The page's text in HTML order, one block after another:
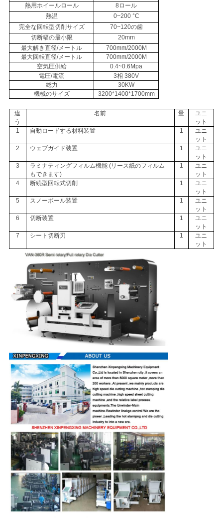
ア
ー
品
質
管
理
連
絡
く
だ
ニ
ス
事
件
地
図
プ
熱用ホイールロール
8ロール
熱温
0~200 °C
完全な回転型切削サイズ
70~120の歯
切断幅の最小限
20mm
最大解き直径/メートル
700mm/2000M
最大回転直径/メートル
700mm/2000M
空気圧供給
0.4~0.6Mpa
電圧/電流
3相 380V
総力
30KW
機械のサイズ
3200*1400*1700mm
違
う
名前 量
ユニ
ット
1
自動ロードする材料装置 1
ユニ
ット
2
ウェブガイド装置 1
ユニ
ット
3
ラミナティングフィルム機能 (リース紙のフィルム
もできます)
1
ユニ
ット
4
断続型回転式切削 1
ユニ
ット
5
スノーボール装置 1
ユニ
ット
6
切断装置 1
ユニ
ット
7
シート切断刃 1
ユニ
ット